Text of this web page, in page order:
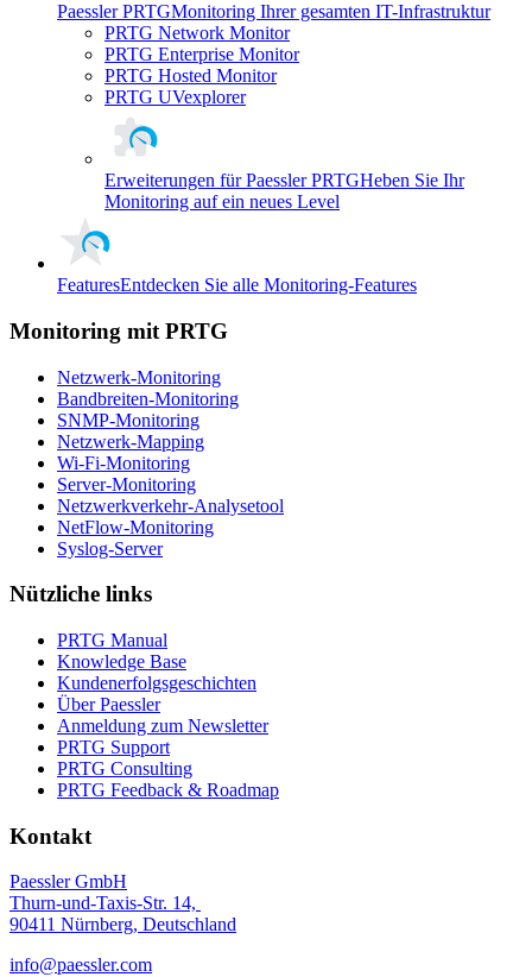
Paessler PRTGMonitoring Ihrer gesamten IT-Infrastruktur
PRTG Network Monitor
PRTG Enterprise Monitor
PRTG Hosted Monitor
PRTG UVexplorer
Erweiterungen für Paessler PRTGHeben Sie Ihr
Monitoring auf ein neues Level
FeaturesEntdecken Sie alle Monitoring-Features
Monitoring mit PRTG
Netzwerk-Monitoring
Bandbreiten-Monitoring
SNMP-Monitoring
Netzwerk-Mapping
Wi-Fi-Monitoring
Server-Monitoring
Netzwerkverkehr-Analysetool
NetFlow-Monitoring
Syslog-Server
Nützliche links
PRTG Manual
Knowledge Base
Kundenerfolgsgeschichten
Über Paessler
Anmeldung zum Newsletter
PRTG Support
PRTG Consulting
PRTG Feedback & Roadmap
Kontakt
Paessler GmbH
Thurn-und-Taxis-Str. 14,
90411 Nürnberg, Deutschland
info@paessler.com